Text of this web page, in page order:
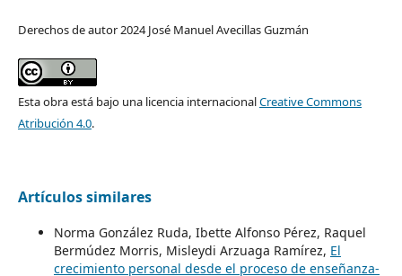
Derechos de autor 2024 José Manuel Avecillas Guzmán
Esta obra está bajo una licencia internacionalCreative Commons
Atribución 4.0.
Artículos similares
Norma González Ruda, Ibette Alfonso Pérez, Raquel
Bermúdez Morris, Misleydi Arzuaga Ramírez, El
crecimiento personal desde el proceso de enseñanza-